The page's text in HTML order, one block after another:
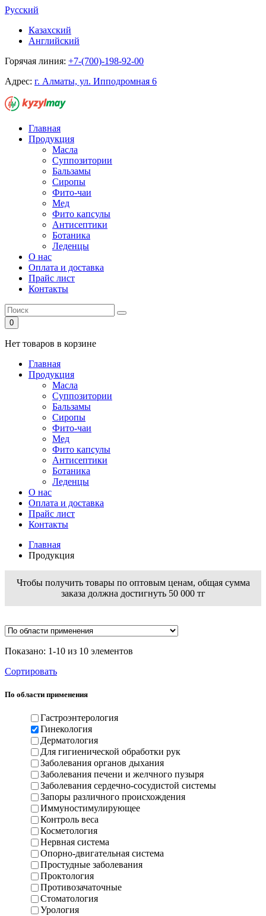
Русский
Казахский
Английский
Горячая линия: +7-(700)-198-92-00
Адрес: г. Алматы, ул. Ипподромная 6
Главная
Продукция
Масла
Суппозитории
Бальзамы
Сиропы
Фито-чаи
Мед
Фито капсулы
Антисептики
Ботаника
Леденцы
О нас
Оплата и доставка
Прайс лист
Контакты
0
Нет товаров в корзине
Главная
Продукция
Масла
Суппозитории
Бальзамы
Сиропы
Фито-чаи
Мед
Фито капсулы
Антисептики
Ботаника
Леденцы
О нас
Оплата и доставка
Прайс лист
Контакты
Главная
Продукция
Чтобы получить товары по оптовым ценам, общая сумма
заказа должна достигнуть 50 000 тг
Показано: 1-10 из 10 элементов
Сортировать
По области применения
Гастроэнтерология
Гинекология
Дерматология
Для гигиенической обработки рук
Заболевания органов дыхания
Заболевания печени и желчного пузыря
Заболевания сердечно-сосудистой системы
Запоры различного происхождения
Иммуностимулирующее
Контроль веса
Косметология
Нервная система
Опорно-двигательная система
Простудные заболевания
Проктология
Противозачаточные
Стоматология
Урология